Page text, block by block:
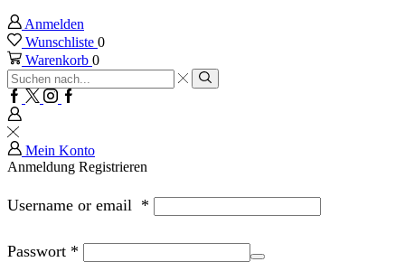
Anmelden
Wunschliste 0
Warenkorb 0
Sucheingabe
Suche
Facebook
TwitterInstagram
Google
Mein Konto
Anmeldung Registrieren
Username or email *
Passwort *